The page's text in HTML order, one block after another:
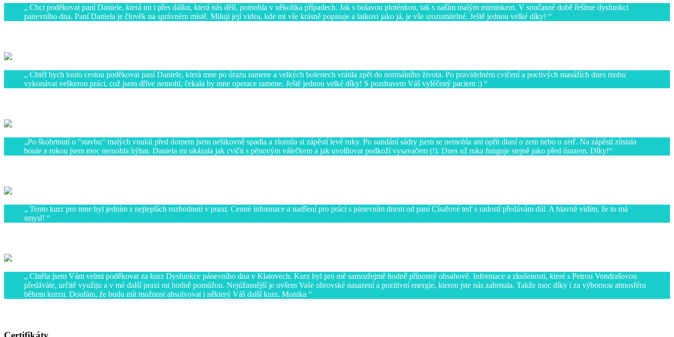
Chci poděkovat paní Daniele, která mi i přes dálku, která nás dělí, pomohla v několika případech. Jak s bolavou ploténkou, tak s naším malým miminkem. V současné době řešíme dysfunkci
panevního dna. Paní Daniela je člověk na správném místě. Miluji její videa, kde mi vše krásně popisuje a laikovi jako já, je vše srozumitelné. Ještě jednou velké díky!
Chtěl bych touto cestou poděkovat paní Daniele, která mne po úrazu ramene a velkých bolestech vrátila zpět do normálního života. Po pravidelném cvičení a poctivých masážích dnes mohu
vykonávat veškerou práci, což jsem dříve nemohl, čekala by mne operace ramene. Ještě jednou velké díky! S pozdravem Váš vyléčený pacient :)
Po škobrtnutí o "stavbu" malých vnuků před domem jsem nešikovně spadla a zlomila si zápěstí levé ruky. Po sundání sádry jsem se nemohla ani opřít dlaní o zem nebo o zeď. Na zápěstí zůstala
boule a rukou jsem moc nemohla hýbat. Daniela mi ukázala jak cvičit s pěnovým válečkem a jak uvolňovat podkoží vysavačem (!). Dnes už ruka funguje stejně jako před úrazem. Díky!
Tento kurz pro mne byl jedním z nejlepších rozhodnutí v praxi. Cenné informace a nadšení pro práci s pánevním dnem od paní Císařové teď s radostí předávám dál. A hlavně vidím, že to má
smysl!
Chtěla jsem Vám velmi poděkovat za kurz Dysfunkce pánevního dna v Klatovech. Kurz byl pro mě samozřejmě hodně přínosný obsahově. Informace a zkušenosti, které s Petrou Vondrašovou
předáváte, určitě využiju a v mé další praxi mi hodně pomůžou. Nejúžasnější je ovšem Vaše obrovské nasazení a pozitivní energie, kterou jste nás zahrnula. Takže moc díky i za výbornou atmosféru
během kurzu. Doufám, že budu mít možnost absolvovat i některý Váš další kurz. Monika